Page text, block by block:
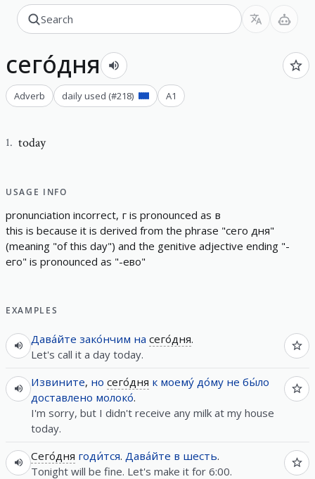
сего́дня
Adverb daily used (#218) A1
1. today
USAGE INFO
pronunciation incorrect, г is pronounced as в
this is because it is derived from the phrase "сего дня"
(meaning "of this day") and the genitive adjective ending "-
его" is pronounced as "-ево"
EXAMPLES
Дава́йте зако́нчим на сего́дня.
Let's call it a day today.
Извините, но сего́дня к моему́ до́му не бы́ло
доставлено молоко́.
I'm sorry, but I didn't receive any milk at my house
today.
Сего́дня годи́тся. Дава́йте в шесть.
Tonight will be fine. Let's make it for 6:00.